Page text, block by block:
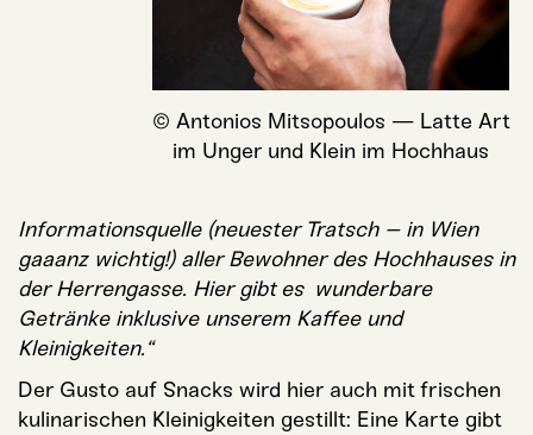
© Anto­ni­os Mit­sopou­los — Lat­te Art
im Unger und Klein im Hochhaus
Infor­ma­ti­ons­quel­le (neu­es­ter Tratsch – in Wien
gaa­anz wich­tig!) aller Bewoh­ner des Hoch­hau­ses in
der Her­ren­gas­se. Hier gibt es wun­der­ba­re
Geträn­ke inklu­si­ve unse­rem Kaf­fee und
Kleinigkeiten.“
Der Gus­to auf Snacks wird hier auch mit fri­schen
kuli­na­ri­schen Klei­nig­kei­ten gestillt: Eine Kar­te gibt